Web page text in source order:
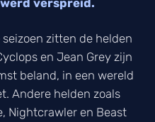
zitten de helden
en Jean Grey zijn
beland, in een wereld
Andere helden zoals
Nightcrawler en Beast